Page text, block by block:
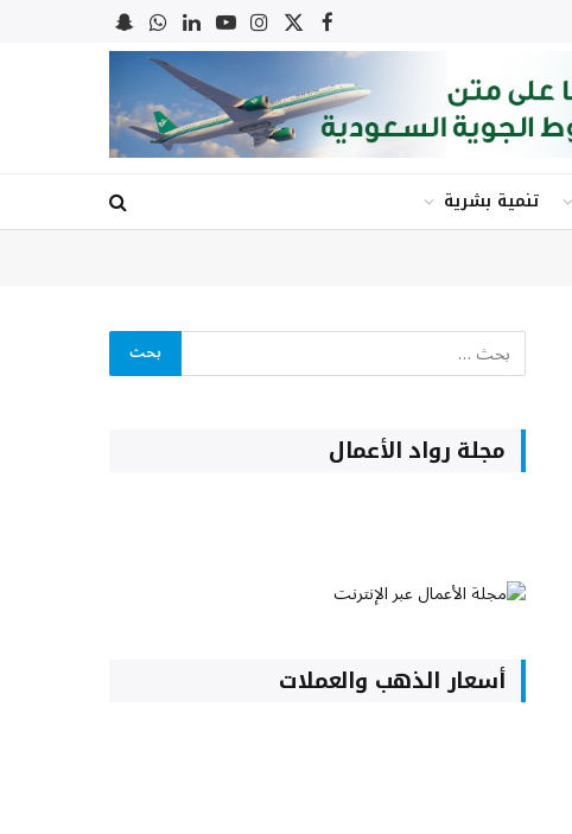
فيسبوك
X
(Twitter)
الانستغرام
يوتيوبلينكدإنواتسابSnapchat
تنمية بشرية
مجلة رواد الأعمال
أسعار الذهب والعملات